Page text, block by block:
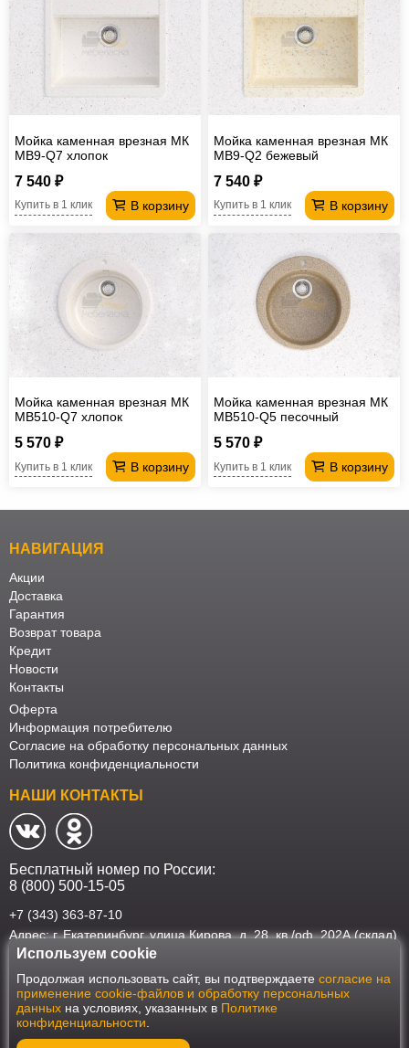
Мойка каменная врезная МК
МВ9-Q7 хлопок
7 540 ₽
В корзину
Купить в 1 клик
Мойка каменная врезная МК
МВ9-Q2 бежевый
7 540 ₽
В корзину
Купить в 1 клик
Мойка каменная врезная МК
МВ510-Q7 хлопок
5 570 ₽
В корзину
Купить в 1 клик
Мойка каменная врезная МК
МВ510-Q5 песочный
5 570 ₽
В корзину
Купить в 1 клик
НАВИГАЦИЯ
Акции
Доставка
Гарантия
Возврат товара
Кредит
Новости
Контакты
Оферта
Информация потребителю
Согласие на обработку персональных данных
Политика конфиденциальности
НАШИ КОНТАКТЫ
Бесплатный номер по России:
8 (800) 500-15-05
+7 (343) 363-87-10
Адрес: г. Екатеринбург, улица Кирова, д. 28, кв./оф. 202А (склад)
Наш интернет-магазин работает в соответствии с требованиями
Федерального закона от 27 июля 2006 года №152-ФЗ "О персональных
данных". Оформить заказ на сайте Мебеласка возможно только при
наличии согласия на обработку Ваших персональных данных. Для
улучшения работы сайта и его взаимодействия с пользователями мы
используем файлы cookie. Продолжая пользоваться сайтом, вы
Используем cookie
Продолжая использовать сайт, вы подтверждаете согласие на
применение cookie-файлов и обработку персональных
данных на условиях, указанных в Политике
конфиденциальности